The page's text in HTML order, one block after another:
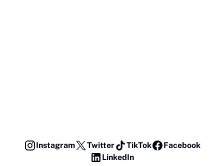
Instagram Twitter TikTok
Facebook
LinkedIn